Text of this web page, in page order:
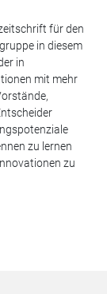
für den
in diesem
in
mit mehr
zu lernen
zu